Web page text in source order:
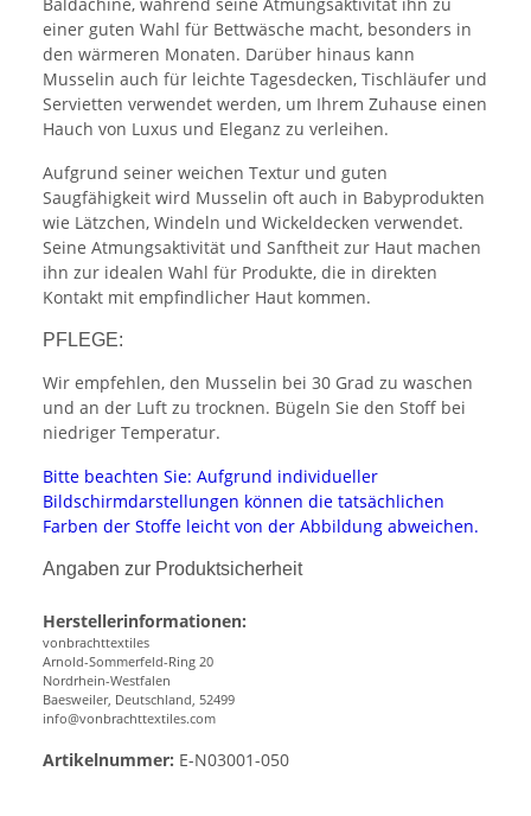
einer guten Wahl für Bettwäsche macht, besonders in
den wärmeren Monaten. Darüber hinaus kann
Musselin auch für leichte Tagesdecken, Tischläufer und
Servietten verwendet werden, um Ihrem Zuhause einen
Hauch von Luxus und Eleganz zu verleihen.
Aufgrund seiner weichen Textur und guten
Saugfähigkeit wird Musselin oft auch in Babyprodukten
wie Lätzchen, Windeln und Wickeldecken verwendet.
Seine Atmungsaktivität und Sanftheit zur Haut machen
ihn zur idealen Wahl für Produkte, die in direkten
Kontakt mit empfindlicher Haut kommen.
PFLEGE:
Wir empfehlen, den Musselin bei 30 Grad zu waschen
und an der Luft zu trocknen. Bügeln Sie den Stoff bei
niedriger Temperatur.
Bitte beachten Sie: Aufgrund individueller
Bildschirmdarstellungen können die tatsächlichen
Farben der Stoffe leicht von der Abbildung abweichen.
Angaben zur Produktsicherheit
Herstellerinformationen:
vonbrachttextiles
Arnold-Sommerfeld-Ring 20
Nordrhein-Westfalen
Baesweiler, Deutschland, 52499
info@vonbrachttextiles.com
Artikelnummer: E-N03001-050